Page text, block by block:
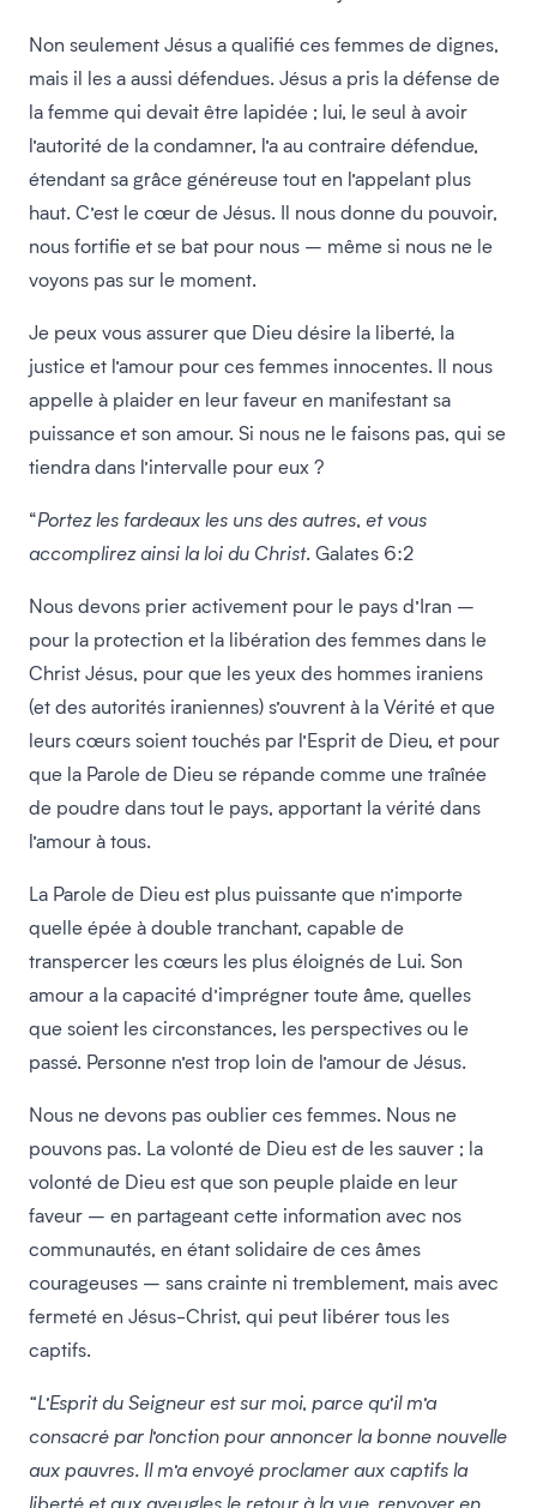
Non seulement Jésus a qualifié ces femmes de dignes,
mais il les a aussi défendues. Jésus a pris la défense de
la femme qui devait être lapidée ; lui, le seul à avoir
l’autorité de la condamner, l’a au contraire défendue,
étendant sa grâce généreuse tout en l’appelant plus
haut. C’est le cœur de Jésus. Il nous donne du pouvoir,
nous fortifie et se bat pour nous – même si nous ne le
voyons pas sur le moment.
Je peux vous assurer que Dieu désire la liberté, la
justice et l’amour pour ces femmes innocentes. Il nous
appelle à plaider en leur faveur en manifestant sa
puissance et son amour. Si nous ne le faisons pas, qui se
tiendra dans l’intervalle pour eux ?
“Portez les fardeaux les uns des autres, et vous
accomplirez ainsi la loi du Christ. Galates 6:2
Nous devons prier activement pour le pays d’Iran –
pour la protection et la libération des femmes dans le
Christ Jésus, pour que les yeux des hommes iraniens
(et des autorités iraniennes) s’ouvrent à la Vérité et que
leurs cœurs soient touchés par l’Esprit de Dieu, et pour
que la Parole de Dieu se répande comme une traînée
de poudre dans tout le pays, apportant la vérité dans
l’amour à tous.
La Parole de Dieu est plus puissante que n’importe
quelle épée à double tranchant, capable de
transpercer les cœurs les plus éloignés de Lui. Son
amour a la capacité d’imprégner toute âme, quelles
que soient les circonstances, les perspectives ou le
passé. Personne n’est trop loin de l’amour de Jésus.
Nous ne devons pas oublier ces femmes. Nous ne
pouvons pas. La volonté de Dieu est de les sauver ; la
volonté de Dieu est que son peuple plaide en leur
faveur – en partageant cette information avec nos
communautés, en étant solidaire de ces âmes
courageuses – sans crainte ni tremblement, mais avec
fermeté en Jésus-Christ, qui peut libérer tous les
captifs.
“L’Esprit du Seigneur est sur moi, parce qu’il m’a
consacré par l’onction pour annoncer la bonne nouvelle
aux pauvres. Il m’a envoyé proclamer aux captifs la
liberté et aux aveugles le retour à la vue, renvoyer en